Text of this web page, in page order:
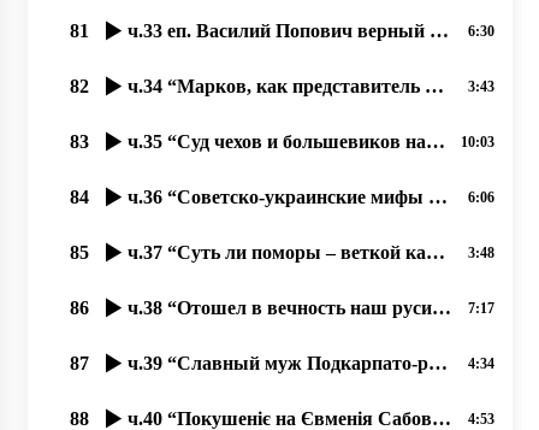
81 ч.33 еп. Василий Попович верный продолжатель Андрея Бачинского 31.10.2020 прот. Димитрий Сидор 6:30
82 ч.34 “Марков, как представитель Руського Міра Галичины и Киева“ 01.11.2020 прот. Димитрий Сидор 3:43
83 ч.35 “Суд чехов и большевиков над русином Андреем Бродием“ 02.11.2020 прот. Димитрий Сидор 10:03
84 ч.36 “Советско-украинские мифы об освобождении Ужгорода“ 03.11.2020 прот. Димитрий Сидор 6:06
85 ч.37 “Суть ли поморы – веткой карпато-русинского народа؟“ 04.11.2020 прот. Димитрий Сидор 3:48
86 ч.38 “Отошел в вечность наш русинский поет Кемень Михаил“ 04.11.2020 прот. Димитрий Сидор 7:17
87 ч.39 “Славный муж Подкарпато-русинского народа Евмений Сабов“ 06.11.2020 прот. Димитрий Сидор 4:34
88 ч.40 “Покушеніє на Євменія Сабова“ 07.11.2020 прот. Димитрий Сидор 4:53